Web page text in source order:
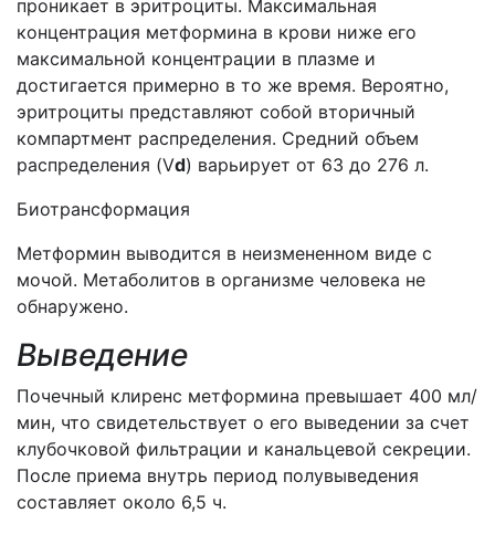
проникает в эритроциты. Максимальная
концентрация метформина в крови ниже его
максимальной концентрации в плазме и
достигается примерно в то же время. Вероятно,
эритроциты представляют собой вторичный
компартмент распределения. Средний объем
распределения (Vd) варьирует от 63 до 276 л.
Биотрансформация
Метформин выводится в неизмененном виде с
мочой. Метаболитов в организме человека не
обнаружено.
Выведение
Почечный клиренс метформина превышает 400 мл/
мин, что свидетельствует о его выведении за счет
клубочковой фильтрации и канальцевой секреции.
После приема внутрь период полувыведения
составляет около 6,5 ч.